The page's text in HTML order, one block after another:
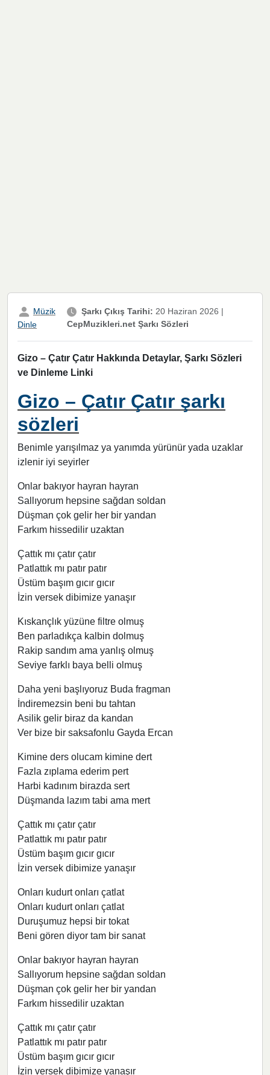
Müzik
Dinle
Şarkı Çıkış Tarihi: 20 Haziran 2026 |
CepMuzikleri.net Şarkı Sözleri
Gizo – Çatır Çatır Hakkında Detaylar, Şarkı Sözleri
ve Dinleme Linki
Gizo – Çatır Çatır şarkı
sözleri
Benimle yarışılmaz ya yanımda yürünür yada uzaklar
izlenir iyi seyirler
Onlar bakıyor hayran hayran
Sallıyorum hepsine sağdan soldan
Düşman çok gelir her bir yandan
Farkım hissedilir uzaktan
Çattık mı çatır çatır
Patlattık mı patır patır
Üstüm başım gıcır gıcır
İzin versek dibimize yanaşır
Kıskançlık yüzüne filtre olmuş
Ben parladıkça kalbin dolmuş
Rakip sandım ama yanlış olmuş
Seviye farklı baya belli olmuş
Daha yeni başlıyoruz Buda fragman
İndiremezsin beni bu tahtan
Asilik gelir biraz da kandan
Ver bize bir saksafonlu Gayda Ercan
Kimine ders olucam kimine dert
Fazla zıplama ederim pert
Harbi kadınım birazda sert
Düşmanda lazım tabi ama mert
Çattık mı çatır çatır
Patlattık mı patır patır
Üstüm başım gıcır gıcır
İzin versek dibimize yanaşır
Onları kudurt onları çatlat
Onları kudurt onları çatlat
Duruşumuz hepsi bir tokat
Beni gören diyor tam bir sanat
Onlar bakıyor hayran hayran
Sallıyorum hepsine sağdan soldan
Düşman çok gelir her bir yandan
Farkım hissedilir uzaktan
Çattık mı çatır çatır
Patlattık mı patır patır
Üstüm başım gıcır gıcır
İzin versek dibimize yanaşır